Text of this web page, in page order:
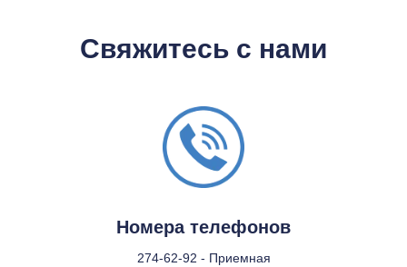
Свяжитесь с нами
Номера телефонов
274-62-92 - Приемная